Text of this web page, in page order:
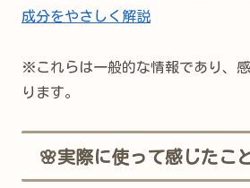
成分をやさしく解説
※これらは一般的な情報であり、
ります。
🌸実際に使って感じたこ